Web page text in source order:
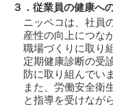
３．従業員の健康へ
ニッペコは、社員
産性の向上につな
職場づくりに取り
定期健康診断の受
防に取り組んでい
また、労働安全衛
と指導を受けなが